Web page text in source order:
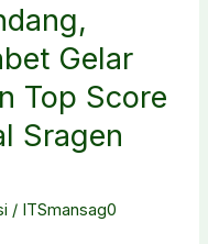
Gelar
Top Score
Sragen
/ ITSmansag0